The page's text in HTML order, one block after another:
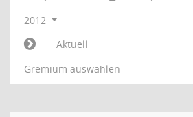
2012
Aktuell
Gremium auswählen